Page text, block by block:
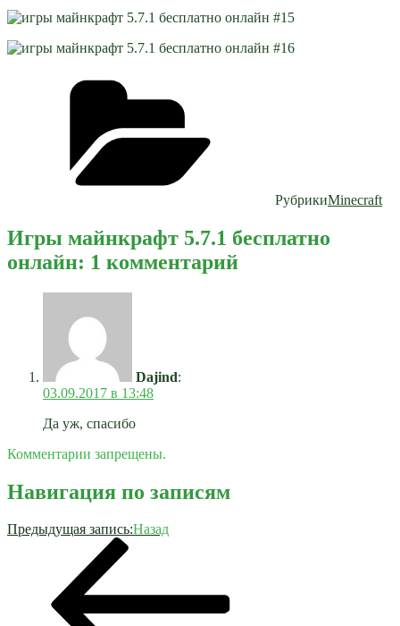
РубрикиMinecraft
Игры майнкрафт 5.7.1 бесплатно
онлайн: 1 комментарий
Dajind:
03.09.2017 в 13:48
Да уж, спасибо
Комментарии запрещены.
Навигация по записям
Предыдущая запись:Назад